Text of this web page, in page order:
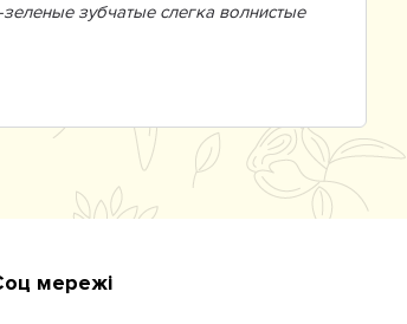
зубчатые слегка волнистые
мережі